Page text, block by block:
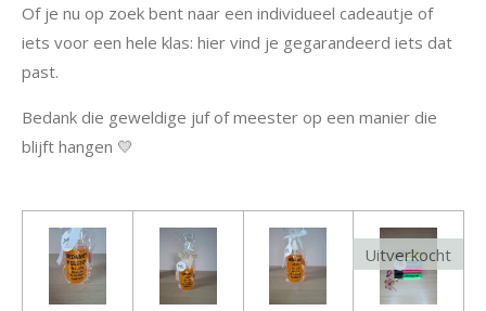
Of je nu op zoek bent naar een individueel cadeautje of
iets voor een hele klas: hier vind je gegarandeerd iets dat
past.
Bedank die geweldige juf of meester op een manier die
blijft hangen 💛
Uitverkocht